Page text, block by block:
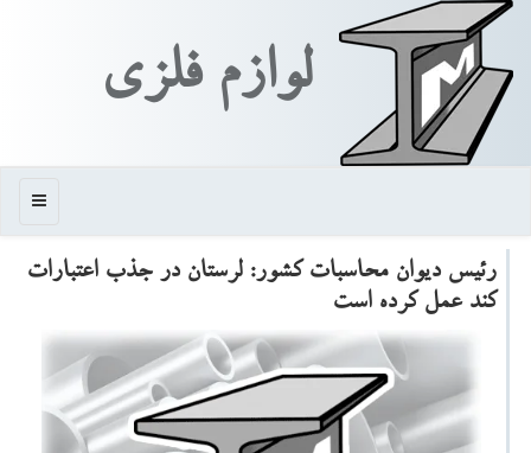
لوازم فلزی
منو
رئیس دیوان محاسبات كشور: لرستان در جذب اعتبارات
كند عمل كرده است